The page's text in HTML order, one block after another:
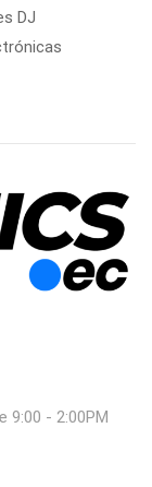
DJ
9:00 - 2:00PM